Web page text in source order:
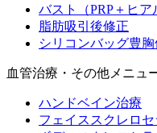
バスト（PRP＋ヒア
脂肪吸引後修正
シリコンバッグ豊胸
血管治療・その他メニュ
ハンドベイン治療
フェイススクレロ